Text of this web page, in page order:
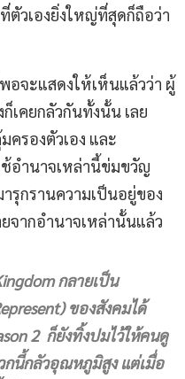
ตัวเองยิ่งใหญ่ที่สุดก็ถือว่า
จะแสดงให้เห็นแล้วว่า ผู้
เคยกลัวกันทั้งนั้น เลย
ครองตัวเอง และ
อำนาจเหล่านี้ข่มขวัญ
รุกรานความเป็นอยู่ของ
จากอำนาจเหล่านั้นแล้ว
กลายเป็น
ของสังคมได้
2ก็ยังทิ้งปมไว้ให้คนดู
กนี้กลัวอุณหภูมิสูง แต่เมื่อ